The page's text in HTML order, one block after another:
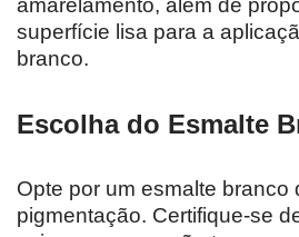
superfície lisa para a
branco.
Escolha do Esmalte
Opte por um esmalte branco
pigmentação. Certifique-se